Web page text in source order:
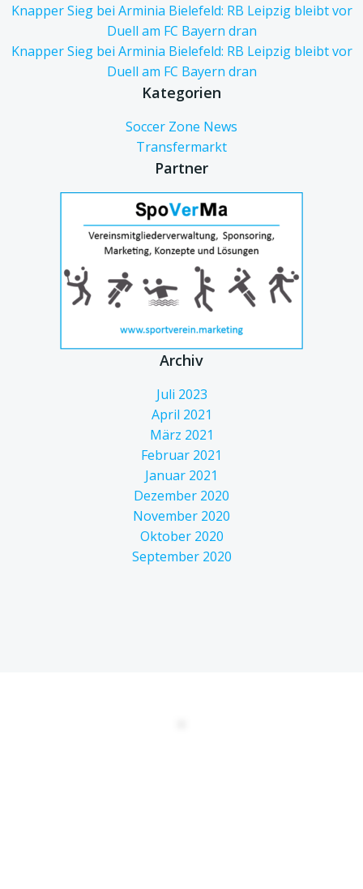
Knapper Sieg bei Arminia Bielefeld: RB Leipzig bleibt vor
Duell am FC Bayern dran
Knapper Sieg bei Arminia Bielefeld: RB Leipzig bleibt vor
Duell am FC Bayern dran
Kategorien
Soccer Zone News
Transfermarkt
Partner
Archiv
Juli 2023
April 2021
März 2021
Februar 2021
Januar 2021
Dezember 2020
November 2020
Oktober 2020
September 2020